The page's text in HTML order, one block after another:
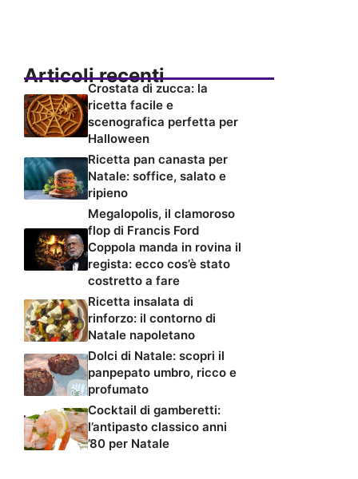
Articoli recenti
Crostata di zucca: la
ricetta facile e
scenografica perfetta per
Halloween
Ricetta pan canasta per
Natale: soffice, salato e
ripieno
Megalopolis, il clamoroso
flop di Francis Ford
Coppola manda in rovina il
regista: ecco cos’è stato
costretto a fare
Ricetta insalata di
rinforzo: il contorno di
Natale napoletano
Dolci di Natale: scopri il
panpepato umbro, ricco e
profumato
Cocktail di gamberetti:
l’antipasto classico anni
’80 per Natale